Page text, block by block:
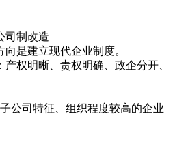
制改造
是建立现代企业制度。
权明晰、责权明确、政企分开、
司特征、组织程度较高的企业